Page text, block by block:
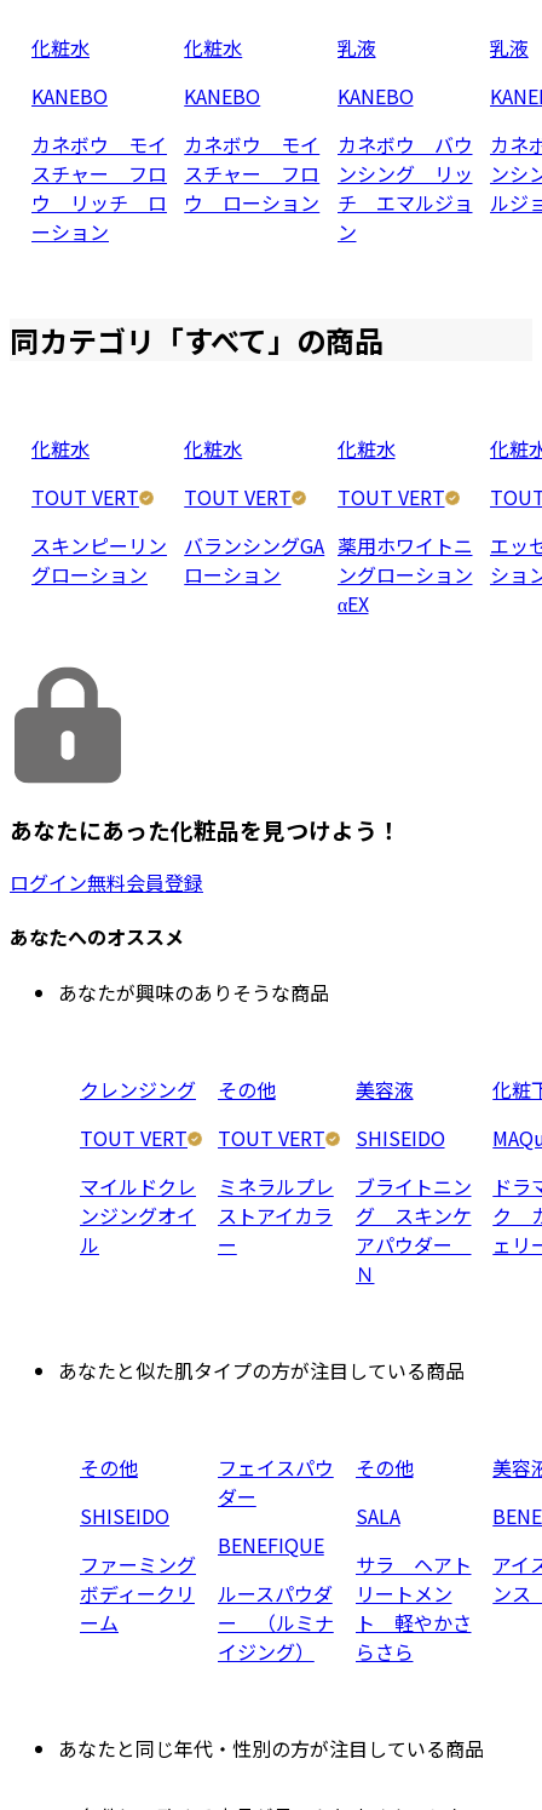
化粧水
KANEBO
カネボウ モイ
スチャー フロ
ウ リッチ ロ
ーション
化粧水
KANEBO
カネボウ モイ
スチャー フロ
ウ ローション
乳液
KANEBO
カネボウ バウ
ンシング リッ
チ エマルジョ
ン
乳液
カネ
ンシ
ルジ
同カテゴリ「すべて 」の商品
化粧水
TOUT VERT
スキンピーリン
グローション
化粧水
TOUT VERT
バランシングGA
ローション
化粧水
TOUT VERT
薬用ホワイトニ
ングローション
αEX
化粧
エッ
ショ
あなたにあった化粧品を見つけよう！
ログイン無料会員登録
あなたへのオススメ
あなたが興味のありそうな商品
クレンジング
TOUT VERT
マイルドクレ
ンジングオイ
ル
その他
TOUT VERT
ミネラルプレ
ストアイカラ
ー
美容液
SHISEIDO
ブライトニン
グ スキンケ
アパウダー
Ｎ
化粧
ドラ
ク
ェ
あなたと似た肌タイプの方が注目している商品
その他
SHISEIDO
ファーミング
ボディークリ
ーム
フェイスパウ
ダー
BENEFIQUE
ルースパウダ
ー （ルミナ
イジング）
その他
SALA
サラ ヘアト
リートメン
ト 軽やかさ
らさら
美容
アイ
ン
あなたと同じ年代・性別の方が注目している商品